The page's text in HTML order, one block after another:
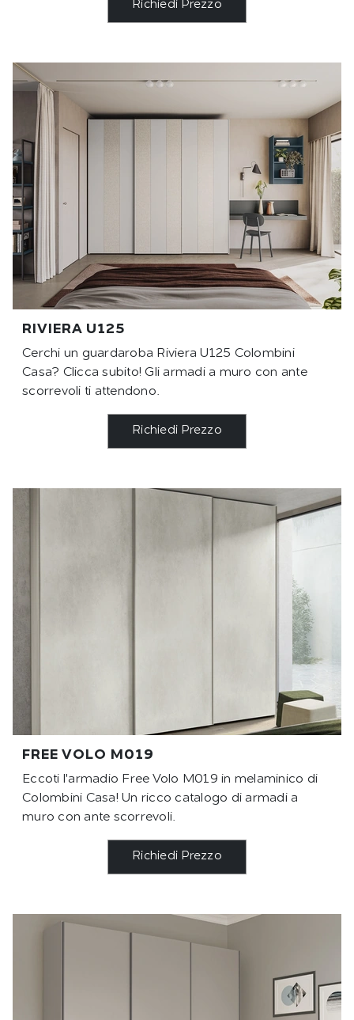
Richiedi Prezzo
RIVIERA U125
Cerchi un guardaroba Riviera U125 Colombini
Casa? Clicca subito! Gli armadi a muro con ante
scorrevoli ti attendono.
Richiedi Prezzo
FREE VOLO M019
Eccoti l'armadio Free Volo M019 in melaminico di
Colombini Casa! Un ricco catalogo di armadi a
muro con ante scorrevoli.
Richiedi Prezzo